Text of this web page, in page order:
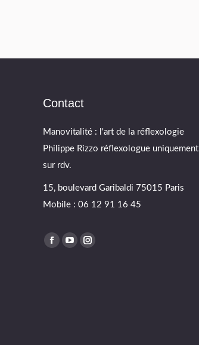
Contact
Manovitalité : l'art de la réflexologie
Philippe Rizzo réflexologue uniquement
sur rdv.
15, boulevard Garibaldi 75015 Paris
Mobile : 06 12 91 16 45
Find us on:
Facebook
YouTubeInstagram